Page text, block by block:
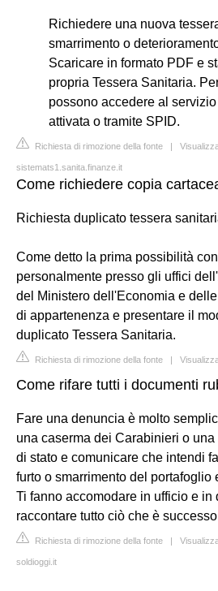
Richiedere una nuova
smarrimento o
Scaricare in formato PDF e
propria Tessera Sanitaria.
possono accedere al
attivata o tramite SPID.
Richiesta di rimozione della fonte |
sistemats1.sanita.finanze.it
Come richiedere copia
Richiesta duplicato tessera
Come detto la prima possibilità
personalmente presso gli uffici
del Ministero dell'Economia e
di appartenenza e presentare il
duplicato Tessera Sanitaria.
Richiesta di rimozione della fonte |
Come rifare tutti i documenti
Fare una denuncia è molto
una caserma dei Carabinieri o
di stato e comunicare che intendi
furto o smarrimento del portafoglio
Ti fanno accomodare in ufficio e in
raccontare tutto ciò che è
Richiesta di rimozione della fonte |
soldioggi.it